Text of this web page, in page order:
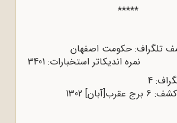
*****
تلگراف: حکومت اصفهان
استخبارات: 3401
1302